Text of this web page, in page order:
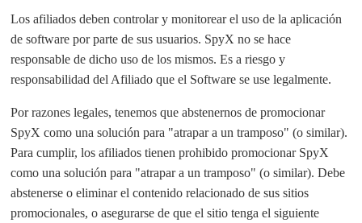
Los afiliados deben controlar y monitorear el uso de la aplicación
de software por parte de sus usuarios. SpyX no se hace
responsable de dicho uso de los mismos. Es a riesgo y
responsabilidad del Afiliado que el Software se use legalmente.
Por razones legales, tenemos que abstenernos de promocionar
SpyX como una solución para "atrapar a un tramposo" (o similar).
Para cumplir, los afiliados tienen prohibido promocionar SpyX
como una solución para "atrapar a un tramposo" (o similar). Debe
abstenerse o eliminar el contenido relacionado de sus sitios
promocionales, o asegurarse de que el sitio tenga el siguiente